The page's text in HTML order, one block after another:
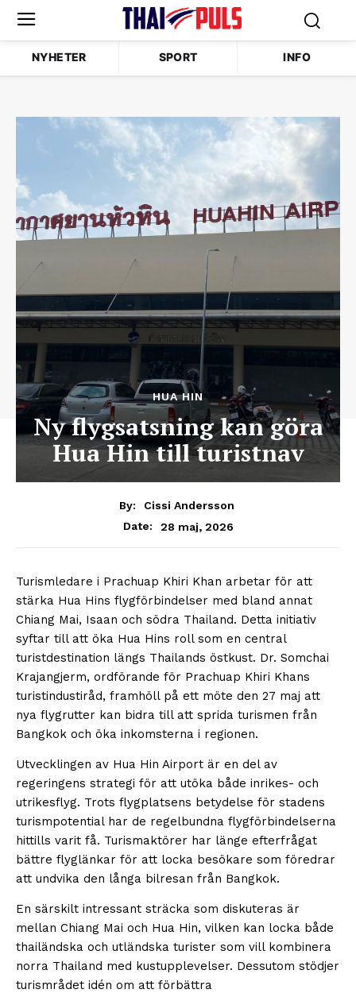
NYHETER SPORT INFO
HUA HIN
Ny flygsatsning kan göra
Hua Hin till turistnav
By:
Cissi Andersson
Date:
28 maj, 2026
Turismledare i Prachuap Khiri Khan arbetar för att
stärka Hua Hins flygförbindelser med bland annat
Chiang Mai, Isaan och södra Thailand. Detta initiativ
syftar till att öka Hua Hins roll som en central
turistdestination längs Thailands östkust. Dr. Somchai
Krajangjerm, ordförande för Prachuap Khiri Khans
turistindustiråd, framhöll på ett möte den 27 maj att
nya flygrutter kan bidra till att sprida turismen från
Bangkok och öka inkomsterna i regionen.
Utvecklingen av Hua Hin Airport är en del av
regeringens strategi för att utöka både inrikes- och
utrikesflyg. Trots flygplatsens betydelse för stadens
turismpotential har de regelbundna flygförbindelserna
hittills varit få. Turismaktörer har länge efterfrågat
bättre flyglänkar för att locka besökare som föredrar
att undvika den långa bilresan från Bangkok.
En särskilt intressant sträcka som diskuteras är
mellan Chiang Mai och Hua Hin, vilken kan locka både
thailändska och utländska turister som vill kombinera
norra Thailand med kustupplevelser. Dessutom stödjer
turismrådet idén om att förbättra